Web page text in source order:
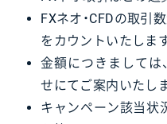
FXネオ・CFDの取引
をカウントいたします
金額につきましては
せにてご案内いたし
キャンペーン該当状